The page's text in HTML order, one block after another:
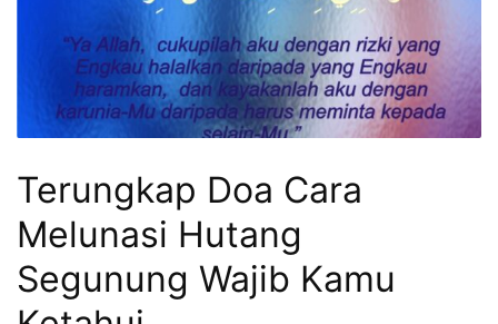
Terungkap Doa Cara
Melunasi Hutang
Segunung Wajib Kamu